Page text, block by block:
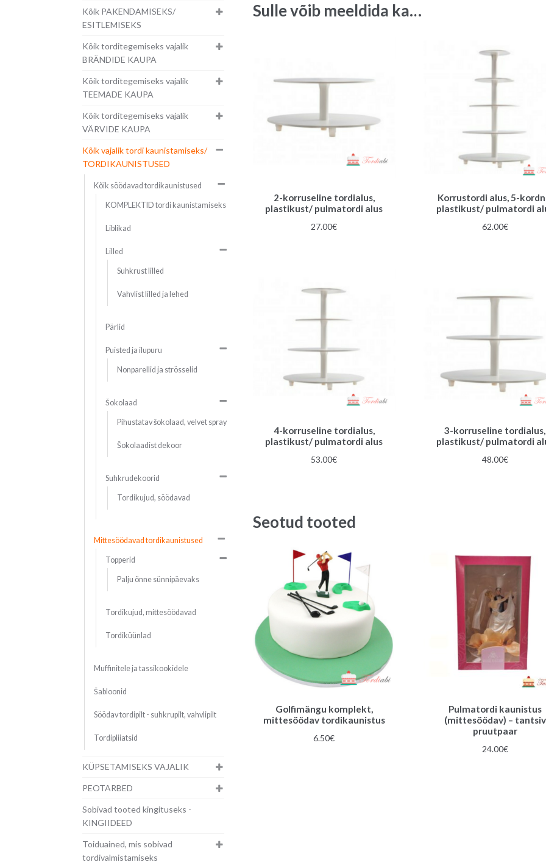
Sulle võib meeldida ka…
2-korruseline tordialus,
plastikust/ pulmatordi alus
27.00€
Korrustordi alus, 5-
plastikust/ pulmatordi
62.00€
4-korruseline tordialus,
plastikust/ pulmatordi alus
53.00€
3-korruseline tordialus,
plastikust/ pulmatordi
48.00€
Seotud tooted
Golfimängu komplekt,
mittesöödav tordikaunistus
6.50€
Pulmatordi kaunistus
(mittesöödav) – tantsiv
pruutpaar
24.00€
Kõik PAKENDAMISEKS/
ESITLEMISEKS
Kõik torditegemiseks vajalik
BRÄNDIDE KAUPA
Kõik torditegemiseks vajalik
TEEMADE KAUPA
Kõik torditegemiseks vajalik
VÄRVIDE KAUPA
Kõik vajalik tordi kaunistamiseks/
TORDIKAUNISTUSED
Kõik söödavad tordikaunistused
KOMPLEKTID tordi kaunistamiseks
Liblikad
Lilled
Suhkrust lilled
Vahvlist lilled ja lehed
Pärlid
Puisted ja ilupuru
Nonparellid ja strösselid
Šokolaad
Pihustatav šokolaad, velvet spray
Šokolaadist dekoor
Suhkrudekoorid
Tordikujud, söödavad
Mittesöödavad tordikaunistused
Topperid
Palju õnne sünnipäevaks
Tordikujud, mittesöödavad
Tordiküünlad
Muffinitele ja tassikookidele
Šabloonid
Söödav tordipilt - suhkrupilt, vahvlipilt
Tordipliiatsid
KÜPSETAMISEKS VAJALIK
PEOTARBED
Sobivad tooted kingituseks -
KINGIIDEED
Toiduained, mis sobivad
tordivalmistamiseks